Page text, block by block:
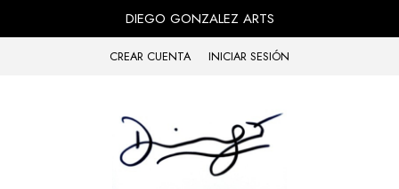
DIEGO GONZALEZ ARTS
CREAR CUENTA INICIAR SESIÓN